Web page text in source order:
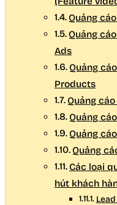
Quảng
Quảng
Ads
Quảng
Products
Quảng
Quảng
Quảng
Quảng
Các loại
hút khách